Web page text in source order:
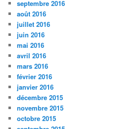
septembre 2016
août 2016
juillet 2016
juin 2016
mai 2016
avril 2016
mars 2016
février 2016
janvier 2016
décembre 2015
novembre 2015
octobre 2015